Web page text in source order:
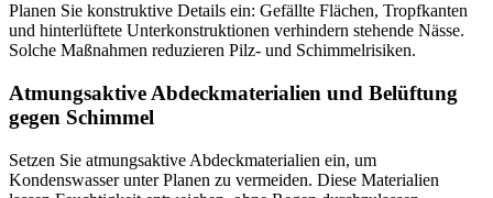
Planen Sie konstruktive Details ein: Gefällte Flächen, Tropfkanten
und hinterlüftete Unterkonstruktionen verhindern stehende Nässe.
Solche Maßnahmen reduzieren Pilz- und Schimmelrisiken.
Atmungsaktive Abdeckmaterialien und Belüftung
gegen Schimmel
Setzen Sie atmungsaktive Abdeckmaterialien ein, um
Kondenswasser unter Planen zu vermeiden. Diese Materialien